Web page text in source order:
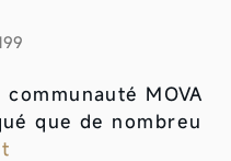
MOVA
que de nombreu